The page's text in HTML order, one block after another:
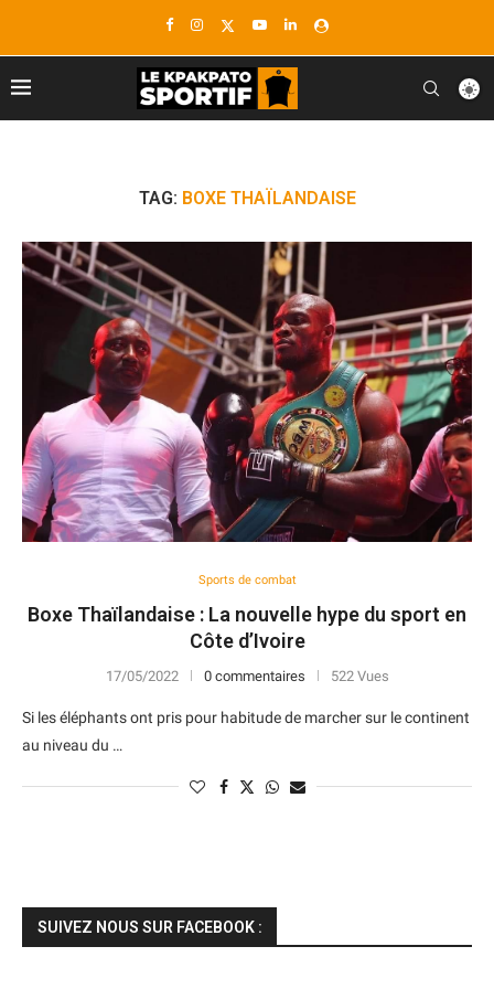
TAG: BOXE THAÏLANDAISE
Sports de combat
Boxe Thaïlandaise : La nouvelle hype du sport en
Côte d’Ivoire
17/05/2022 0 commentaires 522 Vues
Si les éléphants ont pris pour habitude de marcher sur le continent
au niveau du …
SUIVEZ NOUS SUR FACEBOOK :